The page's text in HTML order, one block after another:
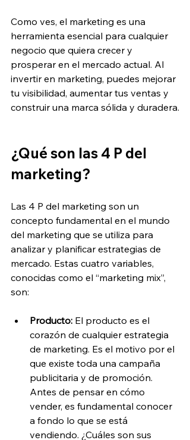
Como ves, el marketing es una
herramienta esencial para cualquier
negocio que quiera crecer y
prosperar en el mercado actual. Al
invertir en marketing, puedes mejorar
tu visibilidad, aumentar tus ventas y
construir una marca sólida y duradera.
¿Qué son las 4 P del
marketing?
Las 4 P del marketing son un
concepto fundamental en el mundo
del marketing que se utiliza para
analizar y planificar estrategias de
mercado. Estas cuatro variables,
conocidas como el “marketing mix”,
son:
Producto: El producto es el
corazón de cualquier estrategia
de marketing. Es el motivo por el
que existe toda una campaña
publicitaria y de promoción.
Antes de pensar en cómo
vender, es fundamental conocer
a fondo lo que se está
vendiendo. ¿Cuáles son sus